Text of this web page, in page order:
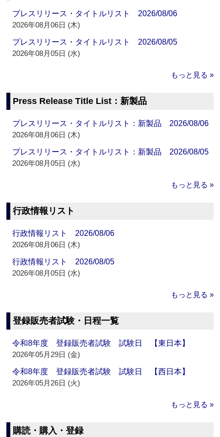
プレスリリース・タイトルリスト 2026/08/06
2026年08月06日 (木)
プレスリリース・タイトルリスト 2026/08/05
2026年08月05日 (水)
もっと見る »
Press Release Title List：新製品
プレスリリース・タイトルリスト：新製品 2026/08/06
2026年08月06日 (木)
プレスリリース・タイトルリスト：新製品 2026/08/05
2026年08月05日 (水)
もっと見る »
行政情報リスト
行政情報リスト 2026/08/06
2026年08月06日 (木)
行政情報リスト 2026/08/05
2026年08月05日 (水)
もっと見る »
登録販売者試験・日程一覧
令和8年度 登録販売者試験 試験日 【東日本】
2026年05月29日 (金)
令和8年度 登録販売者試験 試験日 【西日本】
2026年05月26日 (火)
もっと見る »
購読・購入・登録